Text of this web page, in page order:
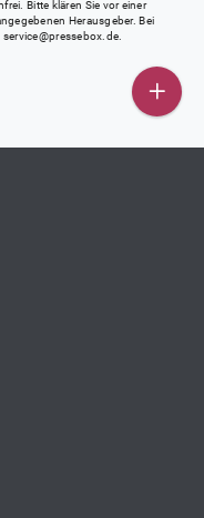
Bitte klären Sie vor einer
Herausgeber. Bei
service@pressebox.de